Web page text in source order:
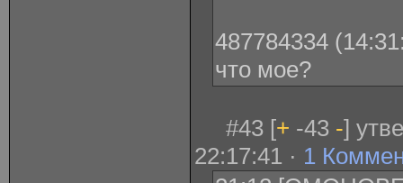
487784334
что мое?
#43 [+ -43 -]
22:17:41 · 1